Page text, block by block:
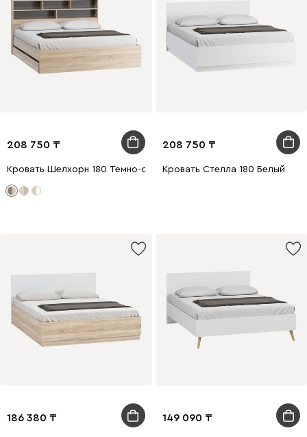
208 750
Кровать Шелхорн 180 Темно-серый
208 750
Кровать Стелла 180 Белый
186 380 149 090